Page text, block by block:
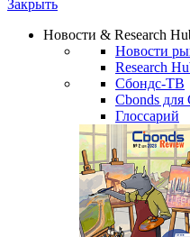
Закрыть
Новости & Research
Новости
Research
Сбондс-ТВ
Cbonds
Глоссарий